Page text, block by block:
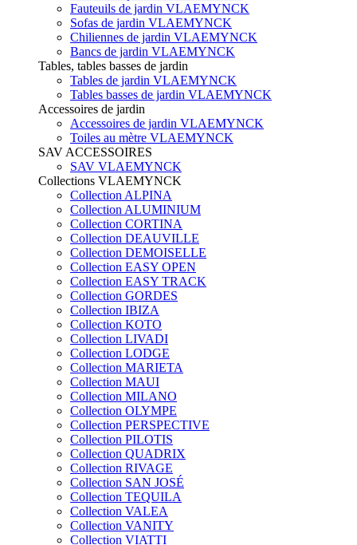
Fauteuils de jardin VLAEMYNCK
Sofas de jardin VLAEMYNCK
Chiliennes de jardin VLAEMYNCK
Bancs de jardin VLAEMYNCK
Tables, tables basses de jardin
Tables de jardin VLAEMYNCK
Tables basses de jardin VLAEMYNCK
Accessoires de jardin
Accessoires de jardin VLAEMYNCK
Toiles au mètre VLAEMYNCK
SAV ACCESSOIRES
SAV VLAEMYNCK
Collections VLAEMYNCK
Collection ALPINA
Collection ALUMINIUM
Collection CORTINA
Collection DEAUVILLE
Collection DEMOISELLE
Collection EASY OPEN
Collection EASY TRACK
Collection GORDES
Collection IBIZA
Collection KOTO
Collection LIVADI
Collection LODGE
Collection MARIETA
Collection MAUI
Collection MILANO
Collection OLYMPE
Collection PERSPECTIVE
Collection PILOTIS
Collection QUADRIX
Collection RIVAGE
Collection SAN JOSÉ
Collection TEQUILA
Collection VALEA
Collection VANITY
Collection VIATTI